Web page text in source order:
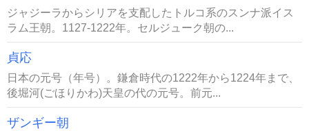
ジャジーラからシリアを支配したトルコ系のスンナ派イス
ラム王朝。1127-1222年。セルジューク朝の...
貞応
日本の元号（年号）。鎌倉時代の1222年から1224年まで、
後堀河(ごほりかわ)天皇の代の元号。前元...
ザンギー朝